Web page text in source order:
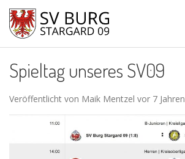
Spieltag unseres SV09
Veröffentlicht von Maik Mentzel vor 7 Jahren